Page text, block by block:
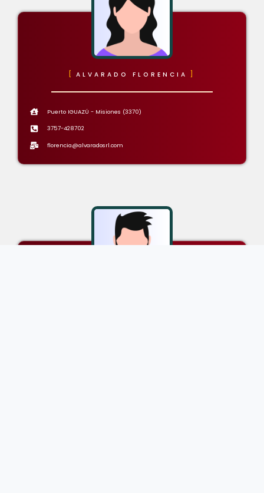
ALVARADO FLORENCIA
Puerto IGUAZÚ - Misiones (3370)
3757-428702
florencia@alvaradosrl.com